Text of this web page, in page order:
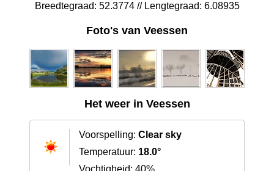
Breedtegraad: 52.3774 // Lengtegraad: 6.08935
Foto's van Veessen
Het weer in Veessen
Voorspelling: Clear sky
Temperatuur: 18.0°